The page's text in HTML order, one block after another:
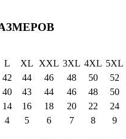
L XL XXL 3XL 4XL 5XL
42 44 46 48 50
52
40 43 44 46 48
50
14 16 18 20 22
24
4 5 6 7 8
9